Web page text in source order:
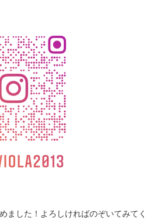
ました！よろしければのぞいてみてく